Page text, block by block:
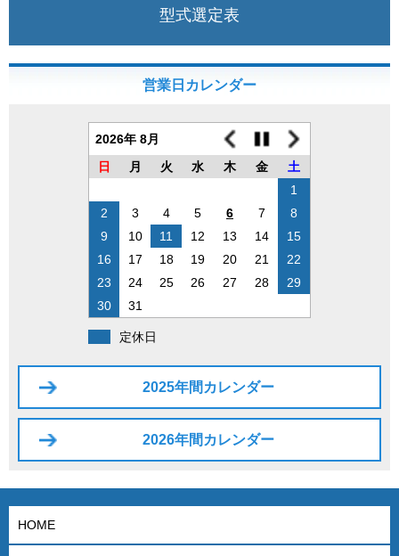
型式選定表
営業日カレンダー
2026年 8月
日
月 火 水 木 金
土
1
2
3 4 5 6 7
8
9
10 11 12 13 14
15
16
17 18 19 20 21
22
23
24 25 26 27 28
29
30
31
定休日
2025年間カレンダー
2026年間カレンダー
HOME